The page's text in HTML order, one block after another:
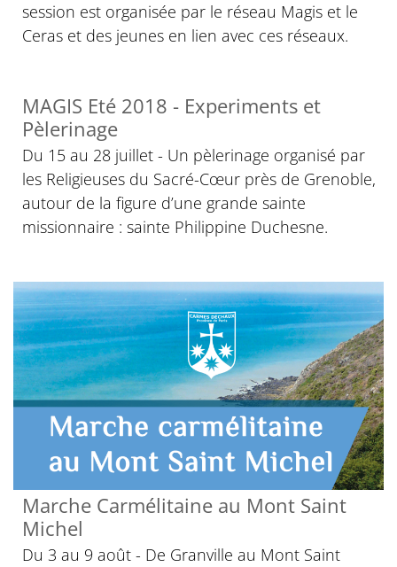
session est organisée par le réseau Magis et le
Ceras et des jeunes en lien avec ces réseaux.
MAGIS Eté 2018 - Experiments et
Pèlerinage
Du 15 au 28 juillet - Un pèlerinage organisé par
les Religieuses du Sacré-Cœur près de Grenoble,
autour de la figure d’une grande sainte
missionnaire : sainte Philippine Duchesne.
Marche Carmélitaine au Mont Saint
Michel
Du 3 au 9 août - De Granville au Mont Saint